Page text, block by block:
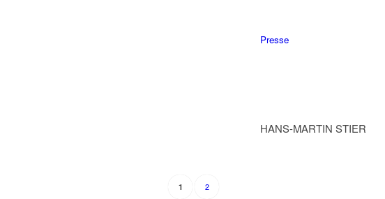
Presse
HANS-MARTIN STIER
1 2